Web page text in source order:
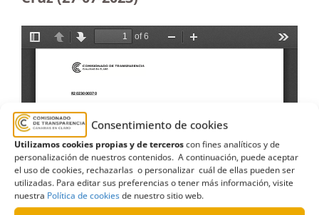
Consentimiento de cookies
Utilizamos cookies propias y de terceroscon fines analíticos y de
personalización de nuestros contenidos. A continuación, puede aceptar
el uso de cookies, rechazarlas o personalizar cuál de ellas pueden ser
utilizadas. Para editar sus preferencias o tener más información, visite
nuestra Política de cookiesde nuestro sitio web.